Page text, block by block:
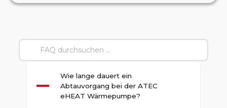
A
Wie lange dauert ein
Abtauvorgang bei der ATEC
eHEAT Wärmepumpe?